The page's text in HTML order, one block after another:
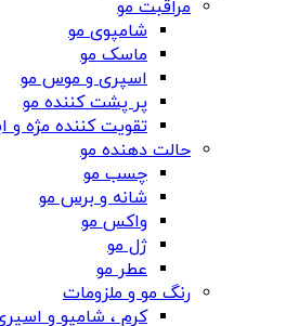
مراقبت مو
شامپوی مو
ماسک مو
اسپری و موس مو
پر پشت کننده مو
تقویت کننده مژه و
حالت دهنده مو
چسب مو
شانه‌ و برس مو
واکس مو
ژل مو
عطر مو
رنگ مو و ملزومات
کرم ، شامپو و